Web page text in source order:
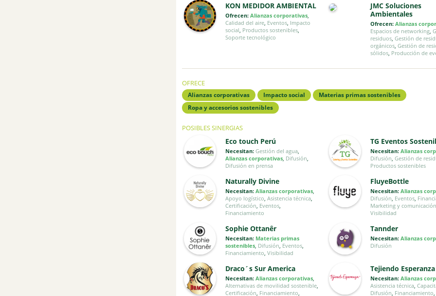
KON MEDIDOR AMBIENTAL
Ofrecen: Alianzas corporativas
Calidad del aire Eventos Impacto
social Productos sostenibles
Soporte tecnológico
JMC Soluciones
Ambientales
Ofrecen: Alianzas
Espacios de networking ,
residuos ,Gestión de
orgánicos ,Gestión de
sólidos Producción de
OFRECE
Alianzas corporativas Impacto social
Materias primas sostenibles
Ropa y accesorios sostenibles
POSIBLES SINERGIAS
Eco touch Perú
Necesitan: Gestión del agua
Alianzas corporativas Difusión
Difusión en prensa
TG Eventos
Necesitan: Alianzas
Difusión ,Gestión de
Productos sostenibles
Naturally Divine
Necesitan: Alianzas corporativas
Apoyo logístico ,Asistencia técnica
Certificación Eventos
Financiamiento
FluyeBottle
Necesitan: Alianzas
Difusión Eventos
Marketing y
Visibilidad
Sophie Ottanêr
Necesitan: Materias primas
sostenibles Difusión Eventos
Financiamiento ,Visibilidad
Tannder
Necesitan: Alianzas
Difusión
Draco´s Sur America
Necesitan: Alianzas corporativas
Alternativas de movilidad sostenible
Certificación Financiamiento
Tejiendo Esperanza
Necesitan: Alianzas
Asistencia técnica ,
Difusión Financiamiento